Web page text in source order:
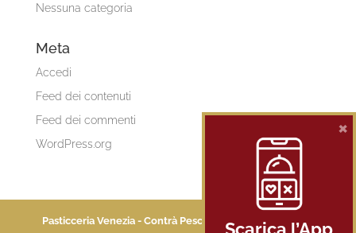
Nessuna categoria
Meta
Accedi
Feed dei contenuti
Feed dei commenti
WordPress.org
Pasticceria Venezia - Contrà Pescaria 4 - 36100 Vicenza -
×